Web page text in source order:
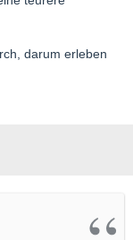
darum erleben